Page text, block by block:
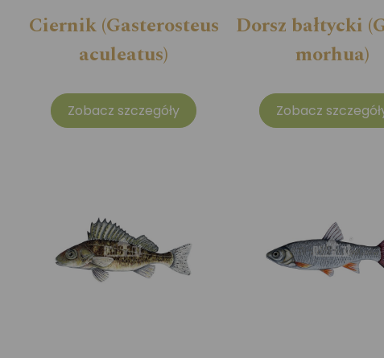
Ciernik (Gasterosteus
aculeatus)
Zobacz szczegóły
Dorsz bałtycki
morhua)
Zobacz